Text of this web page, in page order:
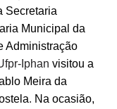
Secretaria
Municipal da
Administração
Iphan visitou a
Meira da
. Na ocasião,